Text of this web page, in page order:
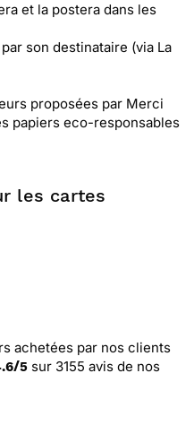
et la postera dans les
son destinataire (via La
proposées par Merci
papiers eco-responsables
les cartes
achetées par nos clients
/5 sur 3155 avis de nos